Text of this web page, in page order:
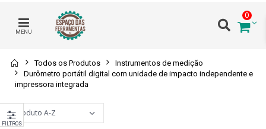
MENU
0
Todos os Produtos
Instrumentos de medição
Durômetro portátil digital com unidade de impacto independente e
impressora integrada
FILTROS